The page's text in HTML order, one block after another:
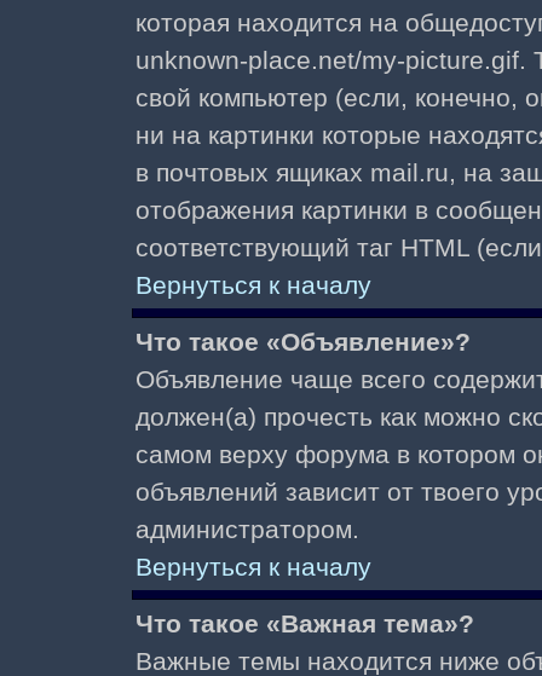
которая находится на
unknown-place.net/my-picture.gif.
свой компьютер (если, конечно,
ни на картинки которые
в почтовых ящиках mail.ru, на
отображения картинки в
соответствующий таг HTML
Вернуться к началу
Что такое «Объявление»?
Объявление чаще всего
должен(а) прочесть как можно
самом верху форума в котором
объявлений зависит от твоего
администратором.
Вернуться к началу
Что такое «Важная тема»?
Важные темы находится ниже